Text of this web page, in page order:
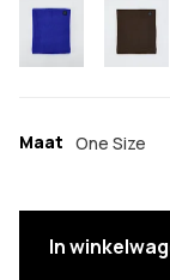
Maat One Size
In